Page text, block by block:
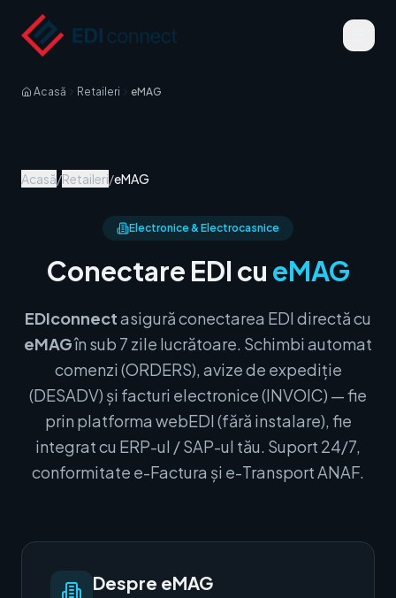
Acasă Retaileri eMAG
Acasă/Retaileri/eMAG
Electronice & Electrocasnice
Conectare EDI cu eMAG
EDIconnectasigură conectarea EDI directă cu
eMAGîn sub 7 zile lucrătoare. Schimbi automat
comenzi (ORDERS), avize de expediție
(DESADV) și facturi electronice (INVOIC) — fie
prin platforma webEDI (fără instalare), fie
integrat cu ERP-ul / SAP-ul tău. Suport 24/7,
conformitate e-Factura și e-Transport ANAF.
Despre eMAG